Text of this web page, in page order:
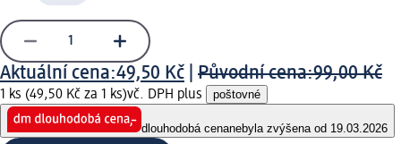
Aktuální cena:49,50 Kč Původní cena:99,00 Kč
1 ks (49,50 Kč za 1 ks)vč. DPH plus poštovné
dlouhodobá cenanebyla zvýšena od 19.03.2026